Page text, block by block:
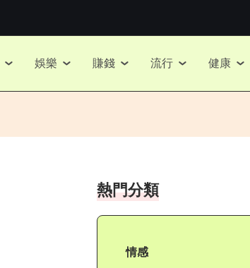
娛樂 賺錢 流行 健康
熱門分類
情感